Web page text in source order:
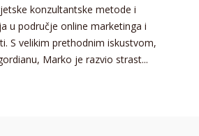
konzultantske metode i
u područje online marketinga i
S velikim prethodnim iskustvom,
Marko je razvio strast...